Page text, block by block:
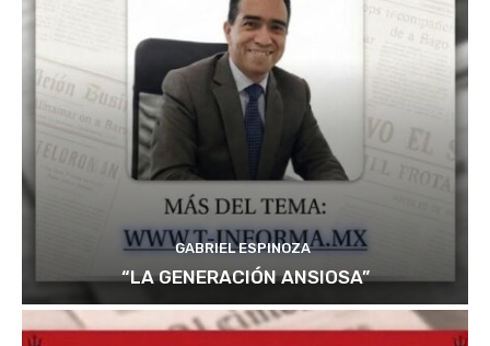
GABRIEL ESPINOZA
“LA GENERACIÓN ANSIOSA”